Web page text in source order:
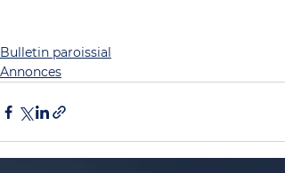
Bulletin paroissial
Annonces